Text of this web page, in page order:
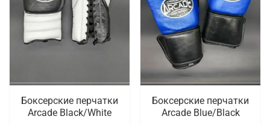
Боксерские перчатки
Arcade Black/White
Боксерские перчатки
Arcade Blue/Black